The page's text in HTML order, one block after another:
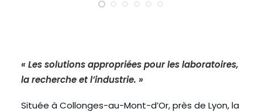
« Les solutions appropriées pour les laboratoires,
la recherche et l’industrie. »
Située à Collonges-au-Mont-d’Or, près de Lyon, la